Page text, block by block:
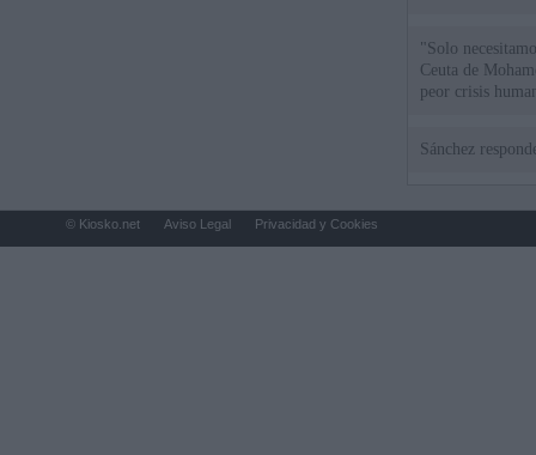
"Solo
Ceuta de
peor crisis
Sánchez
© Kiosko.net Aviso Legal Privacidad y Cookies